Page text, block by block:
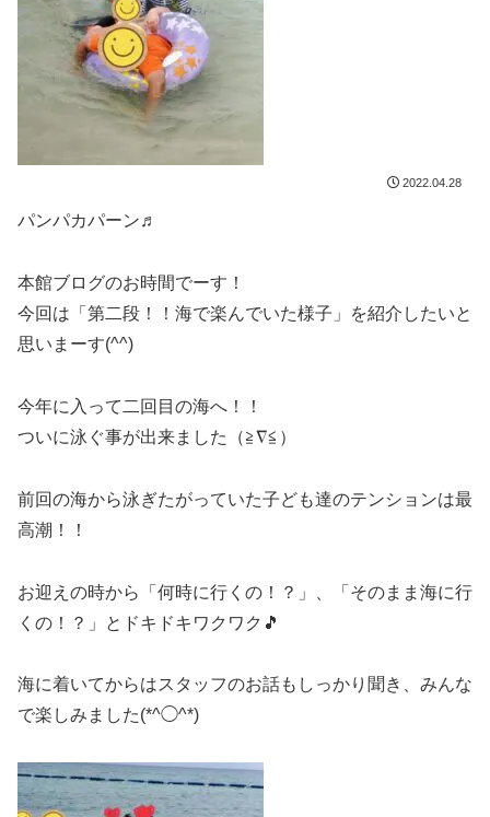
2022.04.28
パンパカパーン♬
本館ブログのお時間でーす！
今回は「第二段！！海で楽んでいた様子」を紹介したいと
思いまーす(^^)
今年に入って二回目の海へ！！
ついに泳ぐ事が出来ました（≧∇≦）
前回の海から泳ぎたがっていた子ども達のテンションは最
高潮！！
お迎えの時から「何時に行くの！？」、「そのまま海に行
くの！？」とドキドキワクワク🎵
海に着いてからはスタッフのお話もしっかり聞き、みんな
で楽しみました(*^◯^*)